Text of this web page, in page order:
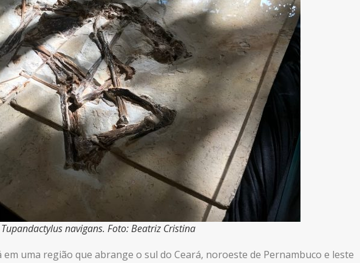
navigans. Foto: Beatriz Cristina
em uma região que abrange o sul do Ceará, noroeste de Pernambuco e leste